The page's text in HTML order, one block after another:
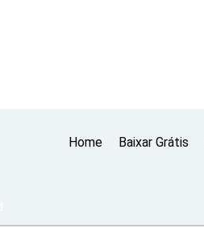
Home Baixar Grátis